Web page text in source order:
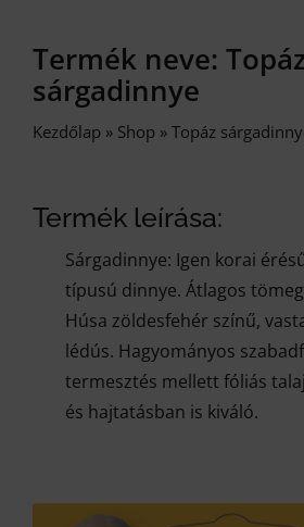
Termék neve:
sárgadinnye
Kezdőlap » Shop » Topáz
Termék leírása:
Sárgadinnye: Igen korai
típusú dinnye. Átlagos
Húsa zöldesfehér színű,
lédús. Hagyományos
termesztés mellett fóliás
és hajtatásban is kiváló.